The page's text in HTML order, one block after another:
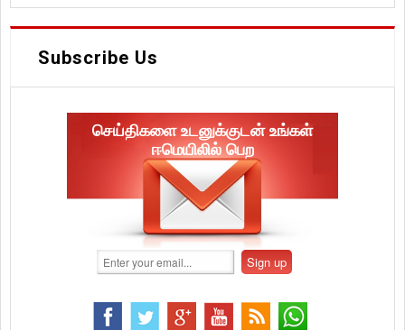
Subscribe Us
செய்திகளை உடனுக்குடன் உங்கள்
ஈமெயிலில் பெற